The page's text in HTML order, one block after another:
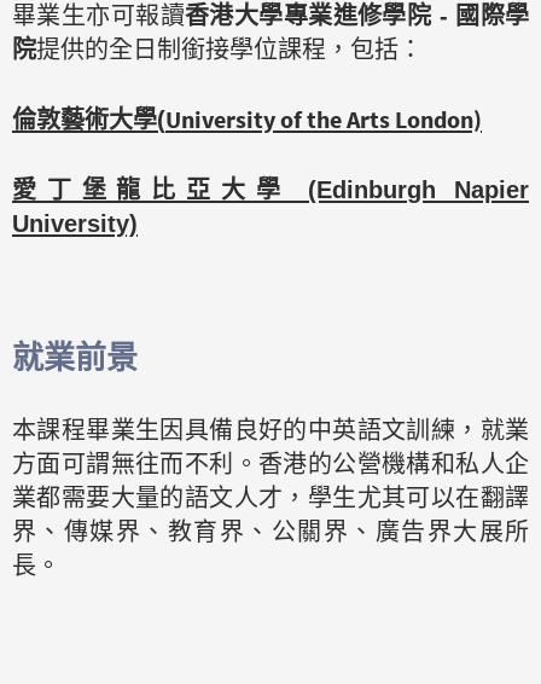
畢業生亦可報讀香港大學專業進修學院 - 國際學
院提供的全日制銜接學位課程，包括：
倫敦藝術大學(University of the Arts London)
愛丁堡龍比亞大學 (Edinburgh Napier
University)
就業前景
本課程畢業生因具備良好的中英語文訓練，就業
方面可謂無往而不利。香港的公營機構和私人企
業都需要大量的語文人才，學生尤其可以在翻譯
界、傳媒界、教育界、公關界、廣告界大展所
長。